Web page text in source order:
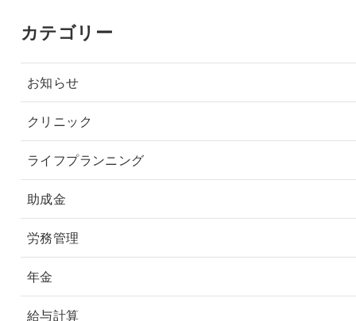
カテゴリー
お知らせ
クリニック
ライフプランニング
助成金
労務管理
年金
給与計算